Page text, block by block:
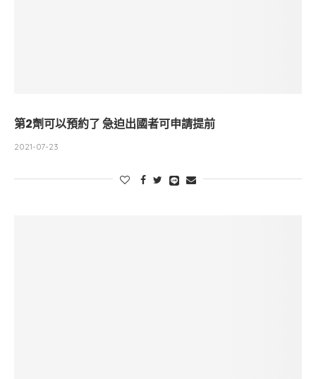
第2劑可以預約了 急迫出國者可申請提前
2021-07-23